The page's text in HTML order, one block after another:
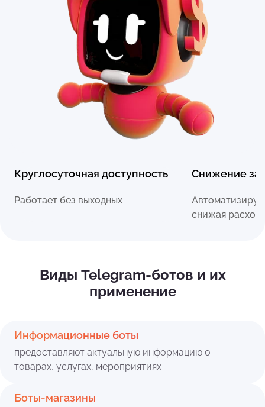
Круглосуточная доступность
Работает без выходных
Снижение
снижая
Виды Telegram-ботов и их
применение
Информационные боты
предоставляют актуальную информацию о
товарах, услугах, мероприятиях
Боты-магазины